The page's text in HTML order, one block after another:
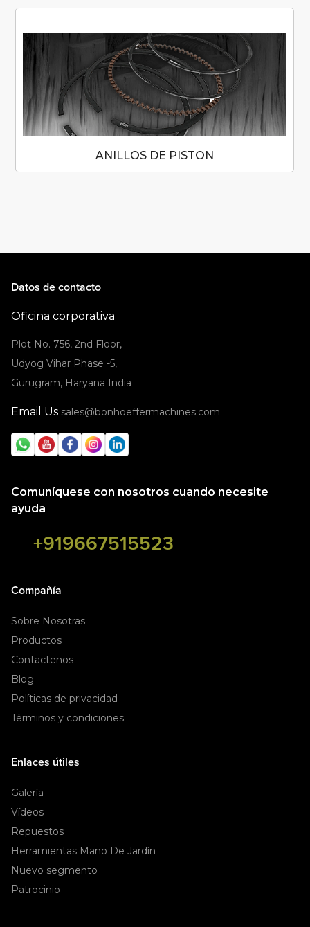
ANILLOS DE PISTON
Datos de contacto
Oficina corporativa
Plot No. 756, 2nd Floor,
Udyog Vihar Phase -5,
Gurugram, Haryana India
Email Us sales@bonhoeffermachines.com
Comuníquese con nosotros cuando necesite
ayuda
+919667515523
Compañía
Sobre Nosotras
Productos
Contactenos
Blog
Políticas de privacidad
Términos y condiciones
Enlaces útiles
Galería
Vídeos
Repuestos
Herramientas Mano De Jardín
Nuevo segmento
Patrocinio